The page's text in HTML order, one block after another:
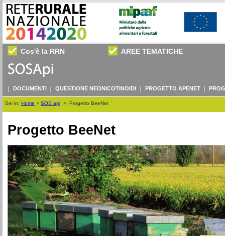
Cos'è la RRN AREE TEMATICHE
DOCUMENTI QUESTIONE NEONICOTINOIDI PROGETTO APENET
Sei in: Home > SOS api > Progetto BeeNet
Progetto BeeNet